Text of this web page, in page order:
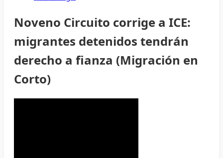
Noveno Circuito corrige a ICE:
migrantes detenidos tendrán
derecho a fianza (Migración en
Corto)